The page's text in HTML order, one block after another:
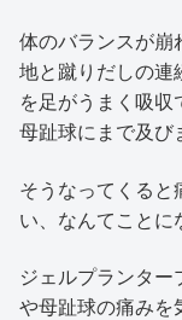
体のバランスが崩
地と蹴りだしの連
を足がうまく吸
母趾球にまで及び
そうなってくる
い、なんてことに
ジェルプランタ
や母趾球の痛みを